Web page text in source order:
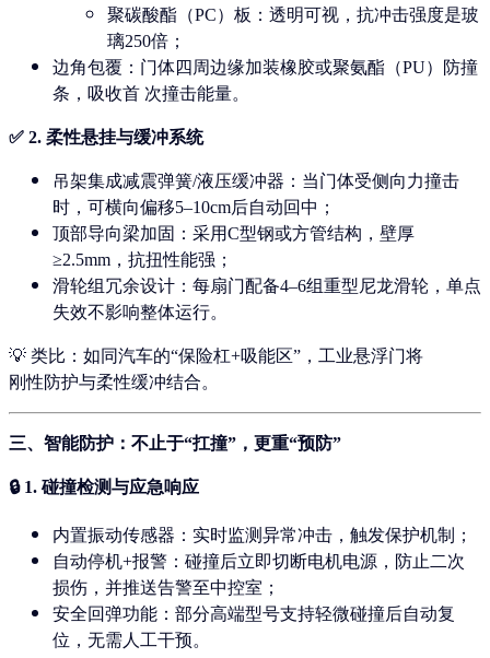
聚碳酸酯（PC）板：透明可视，抗冲击强度是玻
璃250倍；
边角包覆 ：门体四周边缘加装橡胶或聚氨酯（PU）防撞
条 ，吸收首 次撞击能量。
✅ 2. 柔性悬挂与缓冲系统
吊架集成减震弹簧/液压缓冲器 ：当门体受侧向力撞击
时，可横向偏移5–10cm后自动回中；
顶部导向梁加固 ：采用C型钢或方管结构，壁厚
≥2.5mm，抗扭性能强；
滑轮组冗余设计 ：每扇门配备4–6组重型尼龙滑轮，单点
失效不影响整体运行。
💡 类比：如同汽车的“保险杠+吸能区”，工业悬浮门将
刚性防护与柔性缓冲结合。
三、智能防护：不止于“扛撞”，更重“预防”
🔒 1. 碰撞检测与应急响应
内置振动传感器 ：实时监测异常冲击，触发保护机制；
自动停机+报警 ：碰撞后立即切断电机电源，防止二次
损伤，并推送告警至中控室；
安全回弹功能 ：部分高端型号支持轻微碰撞后自动复
位，无需人工干预。